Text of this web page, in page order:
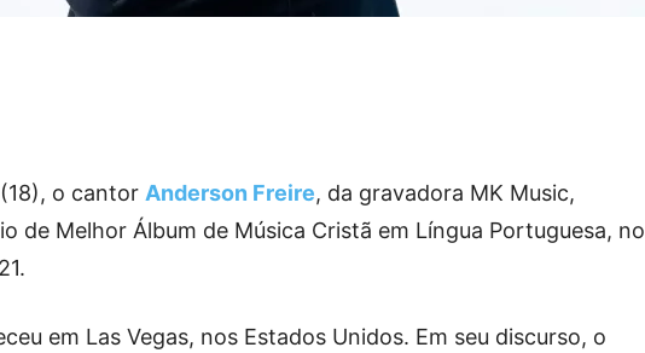
o cantor Anderson Freire, da gravadora MK Music,
de Melhor Álbum de Música Cristã em Língua Portuguesa, no
em Las Vegas, nos Estados Unidos. Em seu discurso, o